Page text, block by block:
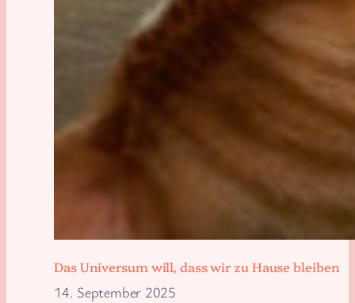
Das Universum will, dass wir zu Hause bleiben
14. September 2025